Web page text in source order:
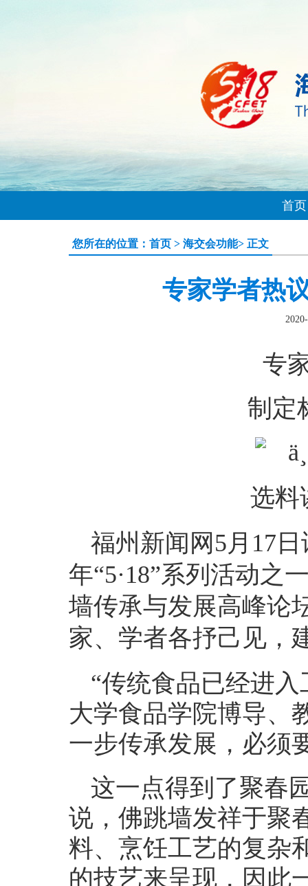
首页
您所在的位置： 首页 > 海交会功能> 正文
专家学者热
专
制定
选料
福州新闻网5月17
年“5·18”系列活动之
墙传承与发展高峰论
家、学者各抒己见，
“传统食品已经进
大学食品学院博导、
一步传承发展，必须
这一点得到了聚春
说，佛跳墙发祥于聚
料、烹饪工艺的复杂
的技艺来呈现，因此